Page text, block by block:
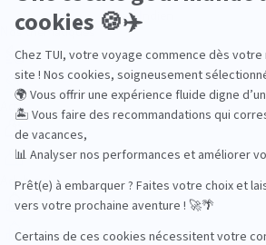
Océan Indien
Nos thématiques
Actif
Adult only